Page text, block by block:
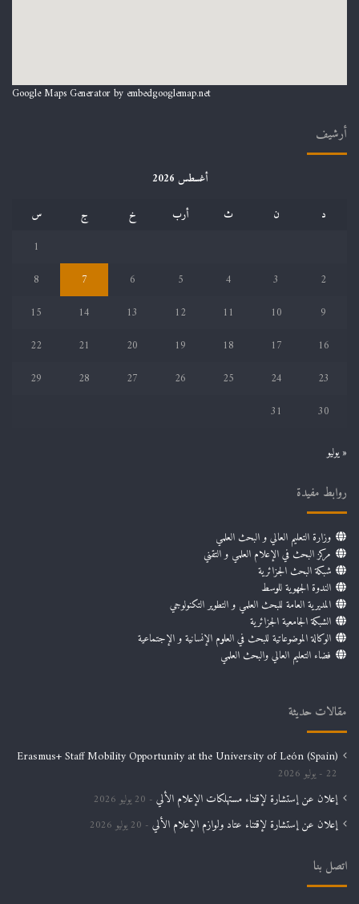
Google Maps Generator by embedgooglemap.net
أرشيف
أغسطس 2026
د
ن ث أرب خ ج
س
1
2
3
4
5
6
7
8
9
10
11
12
13
14
15
16
17
18
19
20
21
22
23
24
25
26
27
28
29
30
31
« يوليو
روابط مفيدة
وزارة التعليم العالي و البحث العلمي
مركز البحث في الإعلام العلمي و التقني
شبكة البحث الجزائرية
الندوة الجهوية للوسط
المديرية العامة للبحث العلمي و التطوير التكنولوجي
الشبكة الجامعية الجزائرية
الوكالة الموضوعاتية للبحث في العلوم الإنسانية و الإجتماعية
فضاء التعليم العالي والبحث العلمي
مقالات حديثة
Erasmus+ Staff Mobility Opportunity at the University of León (Spain)
22 يوليو 2026
إعلان عن إستشارة لإقتناء مستهلكات الإعلام الألي 20 يوليو 2026
إعلان عن إستشارة لإقتناء عتاد ولوازم الإعلام الألي 20 يوليو 2026
اتصل بنا